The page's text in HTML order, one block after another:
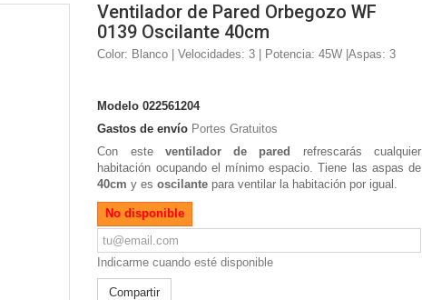
Ventilador de Pared Orbegozo WF
0139 Oscilante 40cm
Color: Blanco | Velocidades: 3 | Potencia: 45W |Aspas: 3
Modelo 022561204
Gastos de envío Portes Gratuitos
Con este ventilador de pared
refrescarás cualquier
habitación ocupando el mínimo espacio. Tiene las aspas de
40cm y esoscilante para ventilar la habitación por igual.
No disponible
Indicarme cuando esté disponible
Compartir